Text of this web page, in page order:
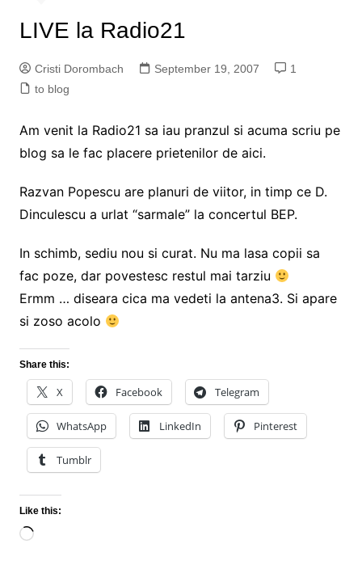
LIVE la Radio21
Cristi Dorombach September 19, 2007
1
to blog
Am venit la Radio21 sa iau pranzul si acuma scriu pe
blog sa le fac placere prietenilor de aici.
Razvan Popescu are planuri de viitor, in timp ce D.
Dinculescu a urlat “sarmale” la concertul BEP.
In schimb, sediu nou si curat. Nu ma lasa copii sa
fac poze, dar povestesc restul mai tarziu
Ermm … diseara cica ma vedeti la antena3. Si apare
si zoso acolo
Share this:
X Facebook Telegram
WhatsApp LinkedIn Pinterest
Tumblr
Like this:
Loading…